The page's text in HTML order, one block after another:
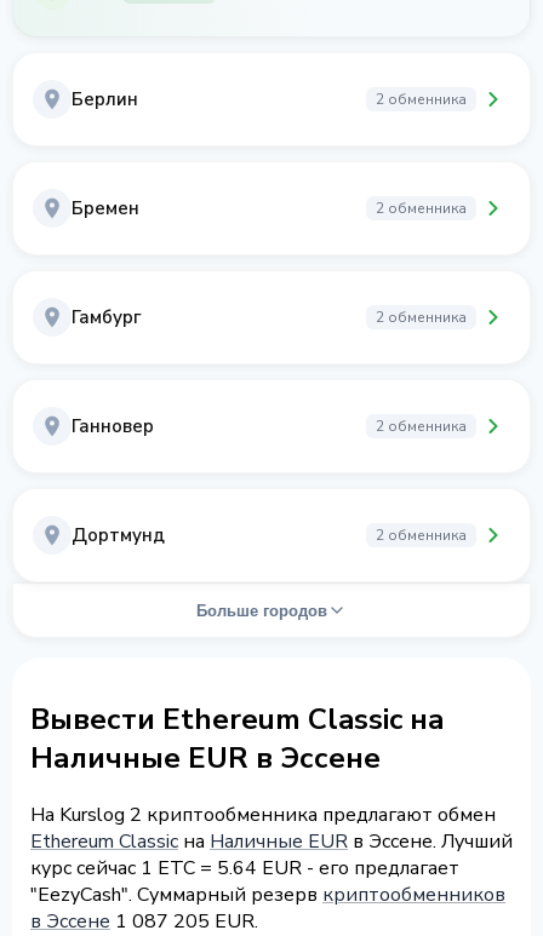
Берлин 2 обменника
Бремен 2 обменника
Гамбург 2 обменника
Ганновер 2 обменника
Дортмунд 2 обменника
Больше городов
Вывести Ethereum Classic на
Наличные EUR в Эссене
На Kurslog 2 криптообменника предлагают обмен
Ethereum Classic на Наличные EUR в Эссене. Лучший
курс сейчас 1 ETC = 5.64 EUR - его предлагает
"EezyCash". Суммарный резерв криптообменников
в Эссене 1 087 205 EUR.